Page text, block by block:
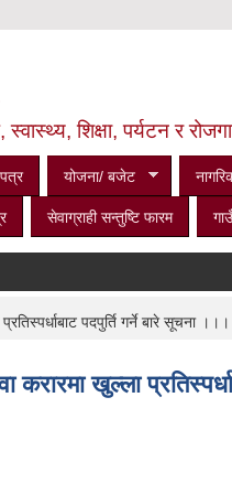
शिक्षा, पर्यटन र
योजना/ बजेट
सेवाग्राही सन्तुष्टि फारम
पदपुर्ति गर्ने बारे सूचना ।।।
खुल्ला